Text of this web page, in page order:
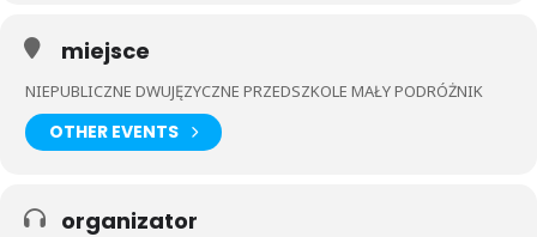
miejsce
NIEPUBLICZNE DWUJĘZYCZNE PRZEDSZKOLE MAŁY PODRÓŻNIK
OTHER EVENTS
organizator